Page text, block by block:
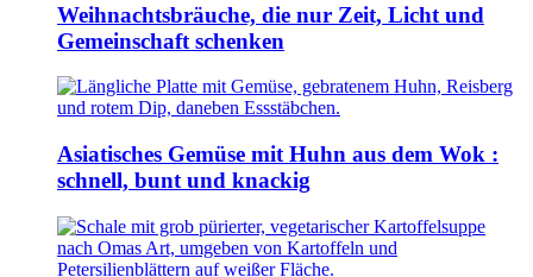
Weihnachtsbräuche, die nur Zeit, Licht und
Gemeinschaft schenken
Asiatisches Gemüse mit Huhn aus dem Wok :
schnell, bunt und knackig